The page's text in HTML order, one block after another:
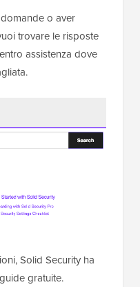
o aver
trovare le risposte
assistenza dove
Solid Security ha
gratuite.